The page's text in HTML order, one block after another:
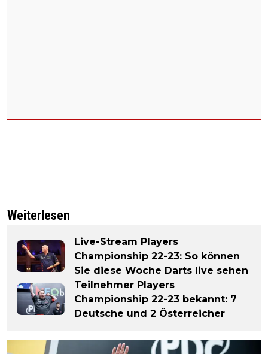
Weiterlesen
Live-Stream Players
Championship 22-23: So können
Sie diese Woche Darts live sehen
Teilnehmer Players
Championship 22-23 bekannt: 7
Deutsche und 2 Österreicher